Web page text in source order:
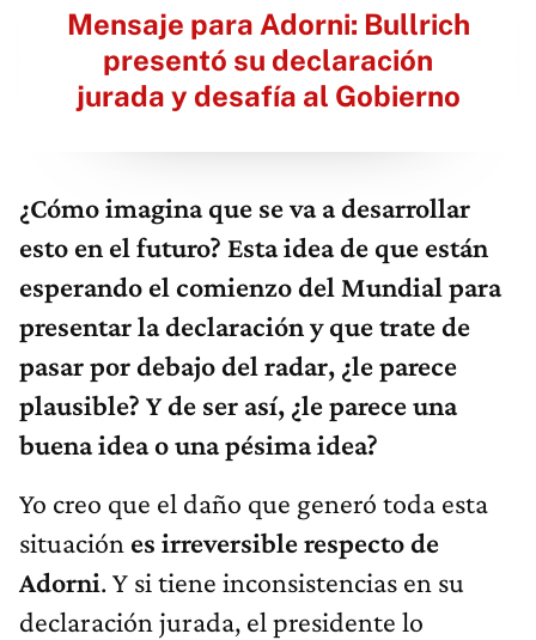
Mensaje para Adorni: Bullrich
presentó su declaración
jurada y desafía al Gobierno
¿Cómo imagina que se va a desarrollar
esto en el futuro? Esta idea de que están
esperando el comienzo del Mundial para
presentar la declaración y que trate de
pasar por debajo del radar, ¿le parece
plausible? Y de ser así, ¿le parece una
buena idea o una pésima idea?
Yo creo que el daño que generó toda esta
situación es irreversible respecto de
Adorni. Y si tiene inconsistencias en su
declaración jurada, el presidente lo